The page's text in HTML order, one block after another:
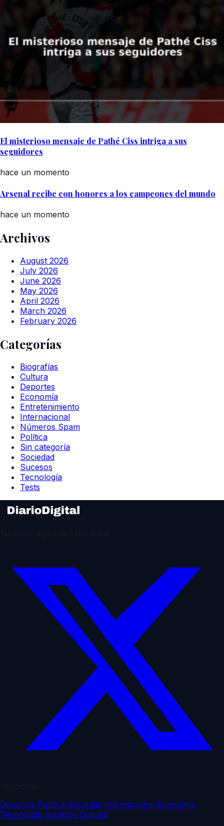
El misterioso mensaje de Pathé Ciss intriga a sus
seguidores
hace un momento
Arsenal recibe con honores a los campeones del mundo
hace un momento
Archivos
August 2026
July 2026
June 2026
May 2026
April 2026
March 2026
February 2026
Categorías
Biografías
Cultura
Deportes
Economía
Entretenimiento
Internacional
Números Spam
Política
Sin categoría
Sociedad
Sucesos
Tecnología
Tests
Deportes Política Sociedad Internacional Economía
Tecnología Sucesos Cultura